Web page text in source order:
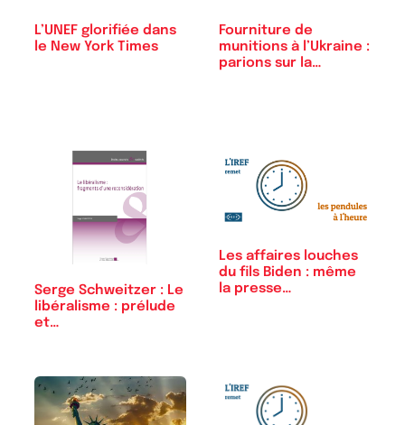
L’UNEF glorifiée dans
le New York Times
Fourniture de
munitions à l’Ukraine :
parions sur la…
Serge Schweitzer : Le
libéralisme : prélude
et…
Les affaires louches
du fils Biden : même
la presse…